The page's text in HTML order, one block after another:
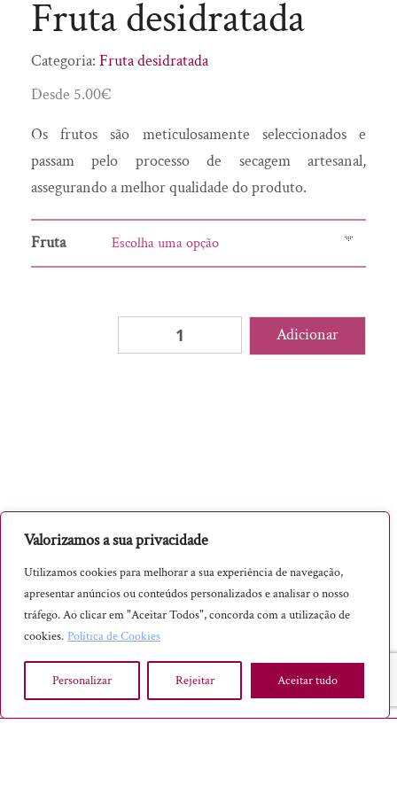
Valorizamos a sua privacidade
Utilizamos cookies para melhorar a sua experiência de navegação,
apresentar anúncios ou conteúdos personalizados e analisar o nosso
tráfego. Ao clicar em "Aceitar Todos", concorda com a utilização de
cookies. Política de Cookies
Personalizar Rejeitar Aceitar tudo
Doces
Enchidos
Flor de Sal
Fruta desidratada
Fumeiro
Geleia Real
Gin
Girabolhos
Granola
Pastéis de Tentúgal
Pólen
Presunto
Pudim
Queijo
Requeijão
Rodilha/Sogra
Saber Intemporal
To Mush
Fruta desidratada
Categoria: Fruta desidratada
Desde 5.00€
Os frutos são meticulosamente seleccionados e
passam pelo processo de secagem artesanal,
assegurando a melhor qualidade do produto.
Fruta
Quantidade
de
Adicionar